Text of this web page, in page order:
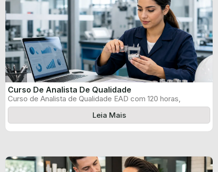
Curso De Analista De Qualidade
Curso de Analista de Qualidade EAD com 120 horas,
certificado informado pelo produtor ...
Leia Mais